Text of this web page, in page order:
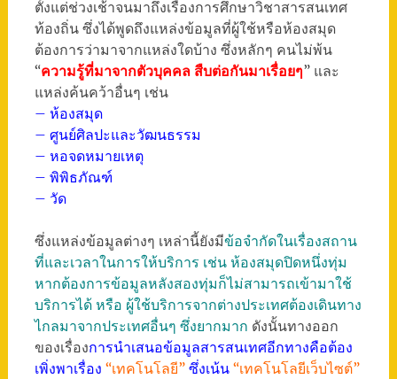
ตั้งแต่ช่วงเช้าจนมาถึงเรื่องการศึกษาวิชาสารสนเทศ
ท้องถิ่น ซึ่งได้พูดถึงแหล่งข้อมูลที่ผู้ใช้หรือห้องสมุด
ต้องการว่ามาจากแหล่งใดบ้าง ซึ่งหลักๆ คนไม่พ้น
“ความรู้ที่มาจากตัวบุคคล สืบต่อกันมาเรื่อยๆ” และ
แหล่งค้นคว้าอื่นๆ เช่น
– ห้องสมุด
– ศูนย์ศิลปะและวัฒนธรรม
– หอจดหมายเหตุ
– พิพิธภัณฑ์
– วัด
ซึ่งแหล่งข้อมูลต่างๆ เหล่านี้ยังมีข้อจำกัดในเรื่องสถาน
ที่และเวลาในการให้บริการ เช่น ห้องสมุดปิดหนึ่งทุ่ม
หากต้องการข้อมูลหลังสองทุ่มก็ไม่สามารถเข้ามาใช้
บริการได้ หรือ ผู้ใช้บริการจากต่างประเทศต้องเดินทาง
ไกลมาจากประเทศอื่นๆ ซึ่งยากมาก ดังนั้นทางออก
ของเรื่องการนำเสนอข้อมูลสารสนเทศอีกทางคือต้อง
เพิ่งพาเรื่อง “เทคโนโลยี”ซึ่งเน้น “เทคโนโลยีเว็บไซต์”